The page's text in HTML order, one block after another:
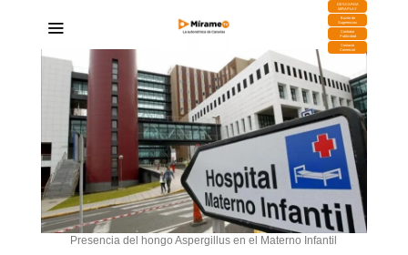
DESCARGA
MIRAPLAY
Buzón de
Sugerencias
Contratar
Publicidad
Contacto
Comercial
Presencia del hongo Aspergillus en el Materno Infantil